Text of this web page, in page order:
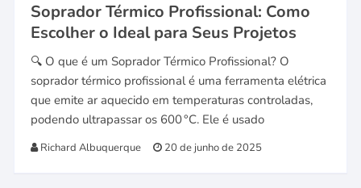
Soprador Térmico Profissional: Como
Escolher o Ideal para Seus Projetos
🔍 O que é um Soprador Térmico Profissional? O
soprador térmico profissional é uma ferramenta elétrica
que emite ar aquecido em temperaturas controladas,
podendo ultrapassar os 600 °C. Ele é usado
Richard Albuquerque 20 de junho de 2025